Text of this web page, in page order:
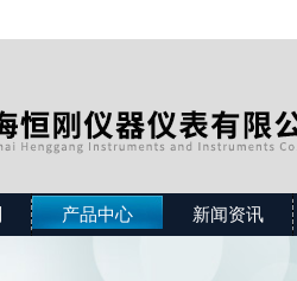
产品中心 新闻资讯